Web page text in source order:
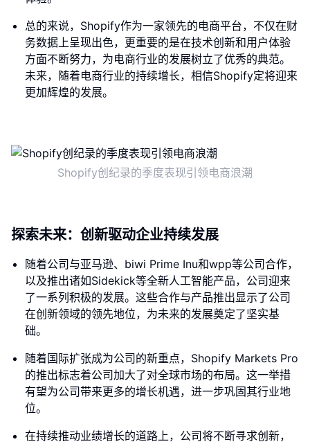
总的来说，Shopify作为一家领先的电商平台，不仅在财
务数据上呈现出色，更重要的是在技术创新和用户体验
方面不断努力，为电商行业的发展树立了优秀的典范。
未来，随着电商行业的持续增长，相信Shopify定将迎来
更加辉煌的发展。
Shopify创纪录的季度表现引领电商浪潮
探索未来：创新驱动企业持续发展
随着公司与亚马逊、biwi Prime Inu和wpp等公司合作，
以及推出诸如Sidekick等全新人工智能产品，公司迎来
了一系列积极的发展。这些合作与产品推出显示了公司
在创新领域的领先地位，为未来的发展奠定了坚实基
础。
随着国际扩张成为公司的新重点，Shopify Markets Pro
的推出标志着公司加大了对全球市场的布局。这一举措
有望为公司带来更多的增长机遇，进一步巩固其行业地
位。
在持续推动业绩增长的道路上，公司将不断寻求创新，